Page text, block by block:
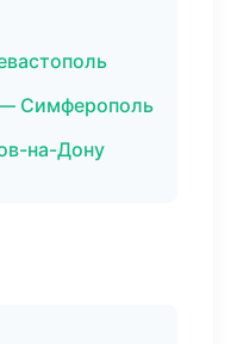
Симферополь
на-Дону